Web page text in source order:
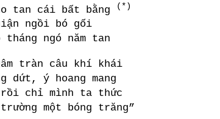
tan cái bất bằng
(*)
ngồi bó gối
tháng ngó năm tan
tràn câu khí khái
dứt, ý hoang mang
rồi chỉ mình ta thức
một bóng trăng”